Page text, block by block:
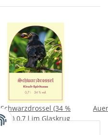
Schwarzdrossel (34 %
vol.) 0,7 l im Glaskrug